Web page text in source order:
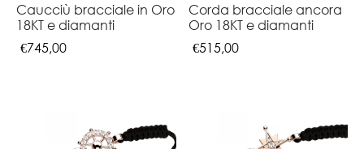
Caucciù bracciale in Oro
18KT e diamanti
€745,00
Corda bracciale ancora
Oro 18KT e diamanti
€515,00